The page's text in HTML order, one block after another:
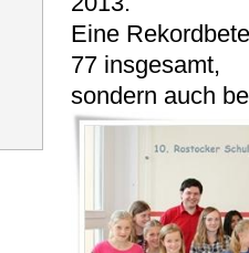
Eine
77 insgesamt,
sondern auch